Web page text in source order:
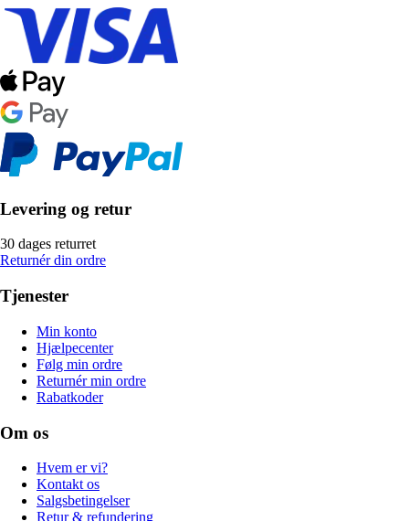
Levering og retur
30 dages returret
Returnér din ordre
Tjenester
Min konto
Hjælpecenter
Følg min ordre
Returnér min ordre
Rabatkoder
Om os
Hvem er vi?
Kontakt os
Salgsbetingelser
Retur & refundering